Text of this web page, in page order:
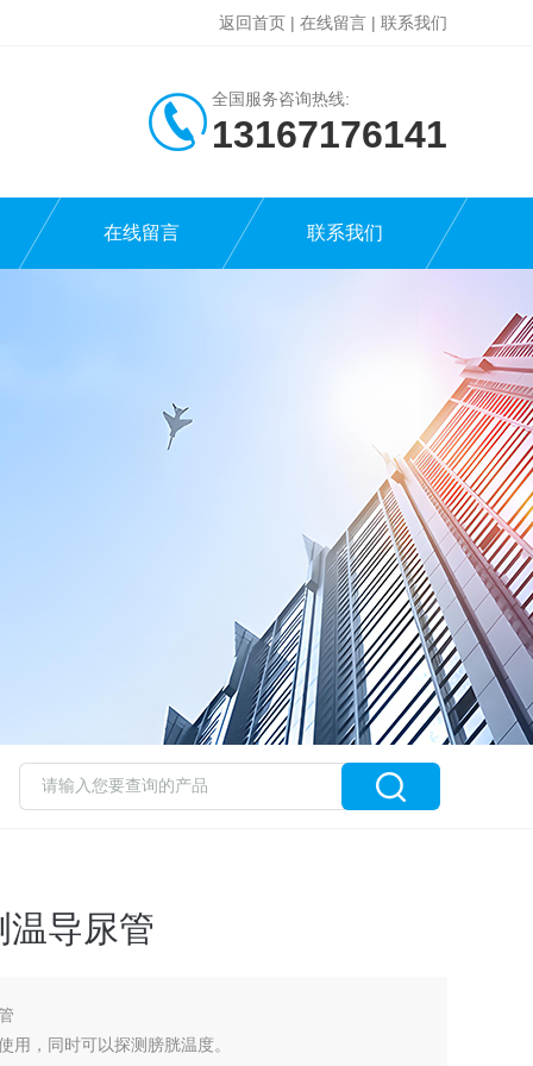
返回首页 | 在线留言 | 联系我们
全国服务咨询热线:
13167176141
在线留言 联系我们
温导尿管
用，同时可以探测膀胱温度。